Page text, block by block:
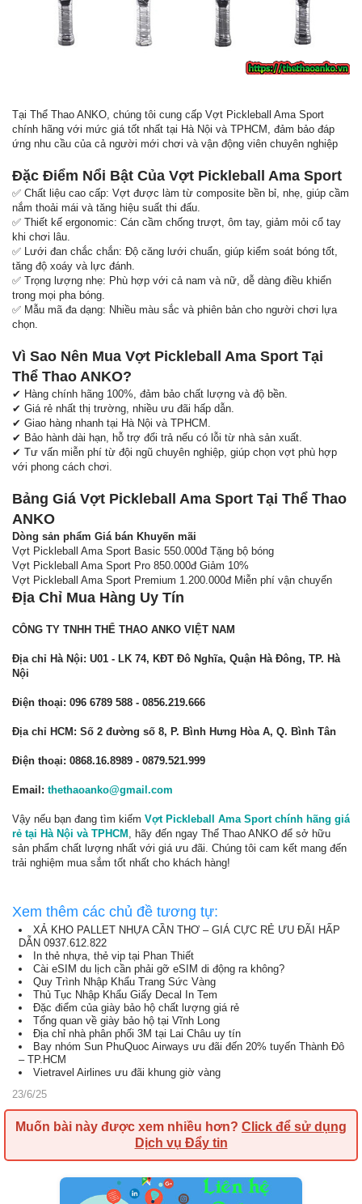
Tại Thể Thao ANKO, chúng tôi cung cấp Vợt Pickleball Ama Sport
chính hãng với mức giá tốt nhất tại Hà Nội và TPHCM, đảm bảo đáp
ứng nhu cầu của cả người mới chơi và vận động viên chuyên nghiệp
Đặc Điểm Nổi Bật Của Vợt Pickleball Ama Sport
✅ Chất liệu cao cấp: Vợt được làm từ composite bền bỉ, nhẹ, giúp cầm
nắm thoải mái và tăng hiệu suất thi đấu.
✅ Thiết kế ergonomic: Cán cầm chống trượt, ôm tay, giảm mỏi cổ tay
khi chơi lâu.
✅ Lưới đan chắc chắn: Độ căng lưới chuẩn, giúp kiểm soát bóng tốt,
tăng độ xoáy và lực đánh.
✅ Trọng lượng nhẹ: Phù hợp với cả nam và nữ, dễ dàng điều khiển
trong mọi pha bóng.
✅ Mẫu mã đa dạng: Nhiều màu sắc và phiên bản cho người chơi lựa
chọn.
Vì Sao Nên Mua Vợt Pickleball Ama Sport Tại
Thể Thao ANKO?
✔ Hàng chính hãng 100%, đảm bảo chất lượng và độ bền.
✔ Giá rẻ nhất thị trường, nhiều ưu đãi hấp dẫn.
✔ Giao hàng nhanh tại Hà Nội và TPHCM.
✔ Bảo hành dài hạn, hỗ trợ đổi trả nếu có lỗi từ nhà sản xuất.
✔ Tư vấn miễn phí từ đội ngũ chuyên nghiệp, giúp chọn vợt phù hợp
với phong cách chơi.
Bảng Giá Vợt Pickleball Ama Sport Tại Thể Thao
ANKO
Dòng sản phẩm Giá bán Khuyến mãi
Vợt Pickleball Ama Sport Basic 550.000đ Tặng bộ bóng
Vợt Pickleball Ama Sport Pro 850.000đ Giảm 10%
Vợt Pickleball Ama Sport Premium 1.200.000đ Miễn phí vận chuyển
Địa Chỉ Mua Hàng Uy Tín
CÔNG TY TNHH THỂ THAO ANKO VIỆT NAM
Địa chỉ Hà Nội: U01 - LK 74, KĐT Đô Nghĩa, Quận Hà Đông, TP. Hà
Nội
Điện thoại: 096 6789 588 - 0856.219.666
Địa chỉ HCM: Số 2 đường số 8, P. Bình Hưng Hòa A, Q. Bình Tân
Điện thoại: 0868.16.8989 - 0879.521.999
Email: thethaoanko@gmail.com
Vậy nếu bạn đang tìm kiếm Vợt Pickleball Ama Sport chính hãng giá
rẻ tại Hà Nội và TPHCM , hãy đến ngay Thể Thao ANKO để sở hữu
sản phẩm chất lượng nhất với giá ưu đãi. Chúng tôi cam kết mang đến
trải nghiệm mua sắm tốt nhất cho khách hàng!
Xem thêm các chủ đề tương tự:
XẢ KHO PALLET NHỰA CẦN THƠ – GIÁ CỰC RẺ ƯU ĐÃI HẤP
DẪN 0937.612.822
In thẻ nhựa, thẻ vip tại Phan Thiết
Cài eSIM du lịch cần phải gỡ eSIM di động ra không?
Quy Trình Nhập Khẩu Trang Sức Vàng
Thủ Tục Nhập Khẩu Giấy Decal In Tem
Đặc điểm của giày bảo hộ chất lượng giá rẻ
Tổng quan về giày bảo hộ tại Vĩnh Long
Địa chỉ nhà phân phối 3M tại Lai Châu uy tín
Bay nhóm Sun PhuQuoc Airways ưu đãi đến 20% tuyến Thành Đô
– TP.HCM
Vietravel Airlines ưu đãi khung giờ vàng
23/6/25
Muốn bài này được xem nhiều hơn? Click để sử dụng
Dịch vụ Đẩy tin